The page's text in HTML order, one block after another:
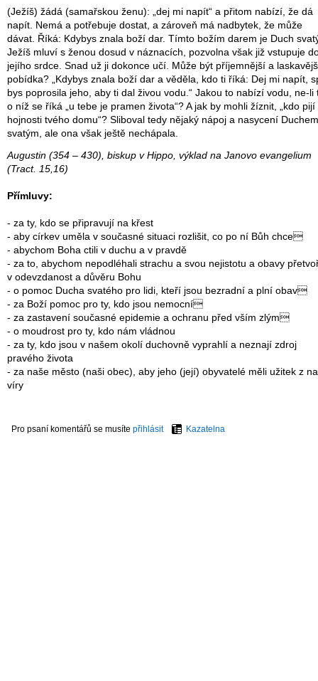
(Ježíš) žádá (samařskou ženu): „dej mi napít“ a přitom nabízí, že dá
napít. Nemá a potřebuje dostat, a zároveň má nadbytek, že může
dávat. Říká: Kdybys znala boží dar. Tímto božím darem je Duch
Ježíš mluví s ženou dosud v náznacích, pozvolna však již vstupuje
jejího srdce. Snad už ji dokonce učí. Může být příjemnější a
pobídka? „Kdybys znala boží dar a věděla, kdo ti říká: Dej mi napít,
bys poprosila jeho, aby ti dal živou vodu.“ Jakou to nabízí vodu, ne-li
o níž se říká „u tebe je pramen života“? A jak by mohli žíznit, „kdo pijí
hojnosti tvého domu“? Sliboval tedy nějaký nápoj a nasycení Duchem
svatým, ale ona však ještě nechápala.
Augustin (354 – 430), biskup v Hippo, výklad na Janovo evangelium
(Tract. 15,16)
Přímluvy:
- za ty, kdo se připravují na křest
- aby církev uměla v současné situaci rozlišit, co po ní Bůh chce
- abychom Boha ctili v duchu a v pravdě
- za to, abychom nepodléhali strachu a svou nejistotu a obavy
v odevzdanost a důvěru Bohu
- o pomoc Ducha svatého pro lidi, kteří jsou bezradní a plní obav
- za Boží pomoc pro ty, kdo jsou nemocní
- za zastavení současné epidemie a ochranu před vším zlým
- o moudrost pro ty, kdo nám vládnou
- za ty, kdo jsou v našem okolí duchovně vyprahlí a neznají zdroj
pravého života
- za naše město (naši obec), aby jeho (její) obyvatelé měli užitek z
víry
Pro psaní komentářů se musíte přihlásit Kazatelna